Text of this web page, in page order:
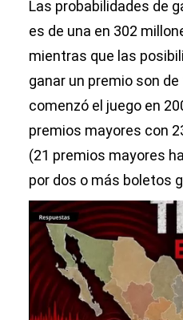
Las probabilidades de
es de una en 302
mientras que las
ganar un premio son
comenzó el juego en
premios mayores con
(21 premios mayores
por dos o más boletos